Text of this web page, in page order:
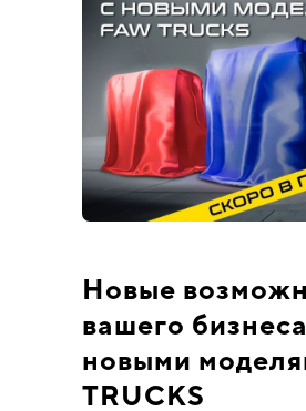
Новые
вашего
новыми
TRUCKS